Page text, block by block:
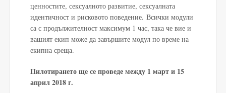
ценностите, сексуалното развитие, сексуалната
идентичност и рисковото поведение. Всички модули
са с продължителност максимум 1 час, така че вие ​​и
вашият екип може да завършите модул по време на
екипна среща.
Пилотирането ще се проведе между 1 март и 15
април 2018 г.